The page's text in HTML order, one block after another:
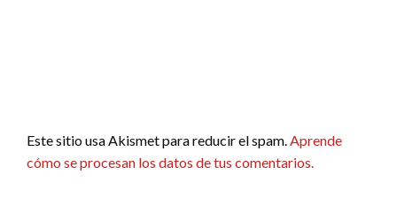
Este sitio usa Akismet para reducir el spam.Aprende
cómo se procesan los datos de tus comentarios.